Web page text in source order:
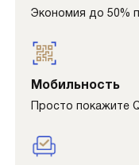
Экономия до 50%
Мобильность
Просто покажите